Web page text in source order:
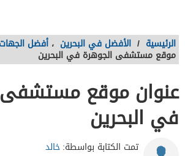
الرئيسية / الأفضل في البحرين ، أفضل
موقع مستشفى الجوهرة في البحرين
عنوان موقع مستشفى
في البحرين
تمت الكتابة بواسطة:خالد